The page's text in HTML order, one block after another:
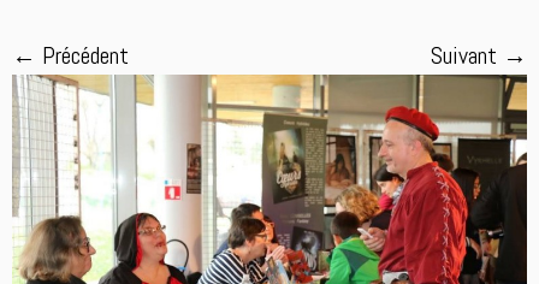
← Précédent Suivant →